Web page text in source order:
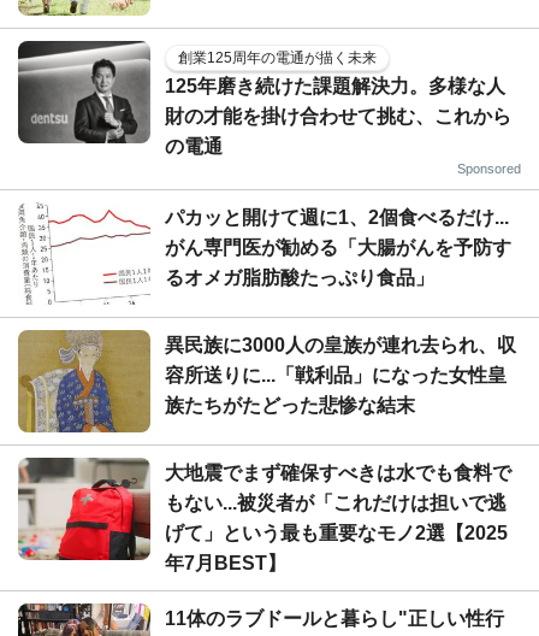
創業125周年の電通が描く未来
125年磨き続けた課題解決力。多様な人
財の才能を掛け合わせて挑む、これから
の電通
Sponsored
パカッと開けて週に1、2個食べるだけ...
がん専門医が勧める「大腸がんを予防す
るオメガ脂肪酸たっぷり食品」
異民族に3000人の皇族が連れ去られ、収
容所送りに...「戦利品」になった女性皇
族たちがたどった悲惨な結末
大地震でまず確保すべきは水でも食料で
もない...被災者が「これだけは担いで逃
げて」という最も重要なモノ2選【2025
年7月BEST】
11体のラブドールと暮らし"正しい性行